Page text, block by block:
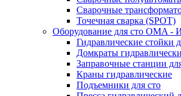
Сварочные
Точечная сварка (SPOT)
Оборудование для сто OMA -
Гидравлические стойки
Домкраты
Заправочные станции
Краны гидравлические
Подъемники для сто